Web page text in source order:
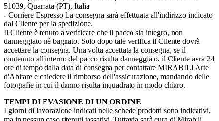
51039, Quarrata (PT), Italia
- Corriere Espresso La consegna sarà effettuata all'indirizzo indicato
dal Cliente per la spedizione.
Il Cliente è tenuto a verificare che il pacco sia integro, non
danneggiato né bagnato. Solo dopo tale verifica il Cliente dovrà
accettare la consegna. Una volta accettata la consegna, se il
contenuto all'interno del pacco risulta danneggiato, il Cliente avrà 24
ore di tempo dalla data di consegna per contattare MIRABILI Arte
d'Abitare e chiedere il rimborso dell'assicurazione, mandando delle
fotografie in cui il danno risulta inquadrato in modo chiaro.
TEMPI DI EVASIONE DI UN ORDINE
I giorni di lavorazione indicati nelle schede prodotti sono indicativi,
ma in nessun caso ritenuti tassativi. Tuttavia sarà cura di Mirabili